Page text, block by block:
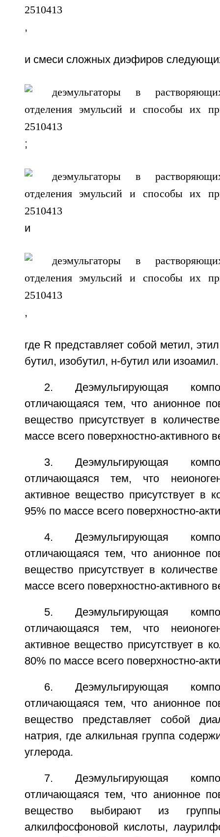
,
и смеси сложных диэфиров
;
и
,
где R представляет собой метил,
бутил, изобутил, н-бутил или изоамил.
2. Деэмульгирующая
отличающаяся тем, что анионное
вещество присутствует в
массе всего поверхностно-активного
3. Деэмульгирующая
отличающаяся тем, что
активное вещество присутствует в
95% по массе всего поверхностно-
4. Деэмульгирующая
отличающаяся тем, что анионное
вещество присутствует в
массе всего поверхностно-активного
5. Деэмульгирующая
отличающаяся тем, что
активное вещество присутствует в
80% по массе всего поверхностно-
6. Деэмульгирующая
отличающаяся тем, что анионное
вещество представляет собой
натрия, где алкильная группа
углерода.
7. Деэмульгирующая
отличающаяся тем, что анионное
вещество выбирают из
алкилфосфоновой кислоты,